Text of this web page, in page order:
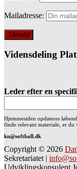
Mailadresse:
Vidensdeling
Leder efter en
Hjemmesiden opdateres
finde relevant materiale, er
ku@softball.dk
Copyright © 2026
Sekretariatet |